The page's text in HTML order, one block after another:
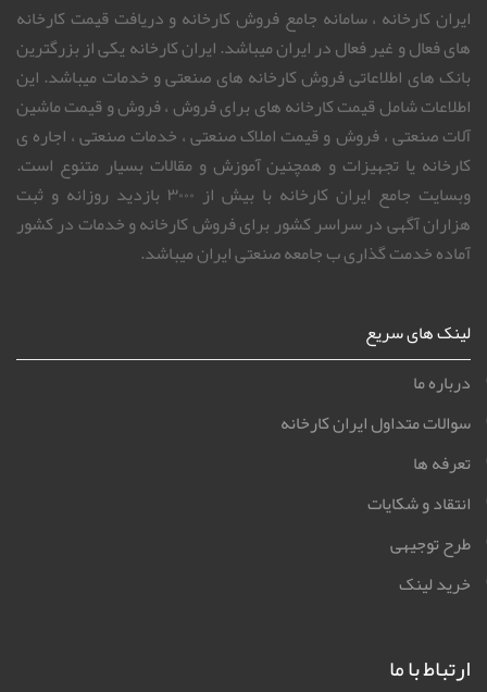
ایران کارخانه ، سامانه جامع فروش کارخانه و دریافت قیمت کارخانه
های فعال و غیر فعال در ایران میباشد. ایران کارخانه یکی از بزرگترین
بانک های اطلاعاتی فروش کارخانه های صنعتی و خدمات میباشد. این
اطلاعات شامل قیمت کارخانه های برای فروش ، فروش و قیمت ماشین
آلات صنعتی ، فروش و قیمت املاک صنعتی ، خدمات صنعتی ، اجاره ی
کارخانه یا تجهیزات و همچنین آموزش و مقالات بسیار متنوع است.
وبسایت جامع ایران کارخانه با بیش از ۳۰۰۰ بازدید روزانه و ثبت
هزاران آگهی در سراسر کشور برای فروش کارخانه و خدمات در کشور
آماده خدمت گذاری ب جامعه صنعتی ایران میباشد.
لینک های سریع
درباره ما
سوالات متداول ایران کارخانه
تعرفه ها
انتقاد و شکایات
طرح توجیهی
خرید لینک
ارتباط با ما